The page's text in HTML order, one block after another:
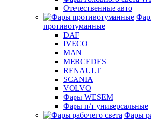
Отечественные авто
противотуманные
DAF
IVECO
MAN
MERCEDES
RENAULT
SCANIA
VOLVO
Фары WESEM
Фары п/т универсальные
Фары